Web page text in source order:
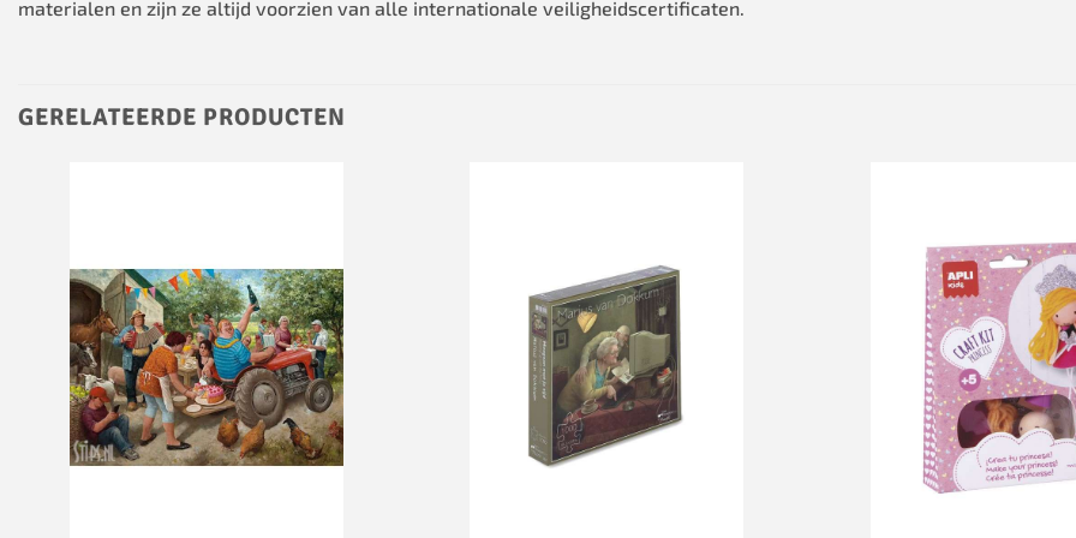
materialen en zijn ze altijd voorzien van alle internationale veiligheidscertificaten.
GERELATEERDE PRODUCTEN